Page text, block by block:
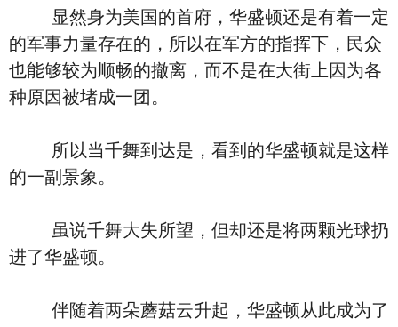
显然身为美国的首府，华盛顿还是有着一定
的军事力量存在的，所以在军方的指挥下，民众
也能够较为顺畅的撤离，而不是在大街上因为各
种原因被堵成一团。
所以当千舞到达是，看到的华盛顿就是这样
的一副景象。
虽说千舞大失所望，但却还是将两颗光球扔
进了华盛顿。
伴随着两朵蘑菇云升起，华盛顿从此成为了